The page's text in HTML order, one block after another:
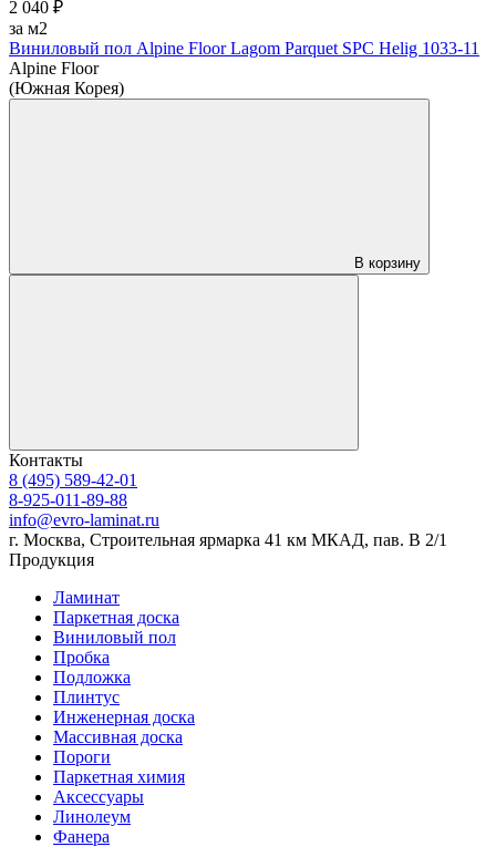
2 040 ₽
за м2
Виниловый пол Alpine Floor Lagom Parquet SPC Helig 1033-11
Alpine Floor
(Южная Корея)
В корзину
Контакты
8 (495) 589-42-01
8-925-011-89-88
info@evro-laminat.ru
г. Москва, Строительная ярмарка 41 км МКАД, пав. В 2/1
Продукция
Ламинат
Паркетная доска
Виниловый пол
Пробка
Подложка
Плинтус
Инженерная доска
Массивная доска
Пороги
Паркетная химия
Аксессуары
Линолеум
Фанера